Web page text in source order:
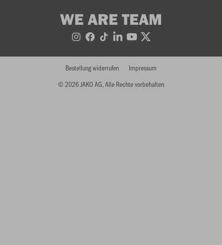
WE ARE TEAM
© 2026 JAKO AG, Alle Rechte vorbehalten
Bestellung widerrufen Impressum